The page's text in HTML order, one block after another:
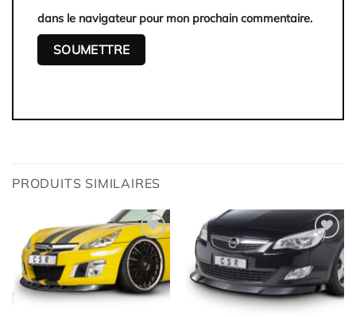
dans le navigateur pour mon prochain commentaire.
PRODUITS SIMILAIRES
Ajouter
à la
wishlist
Ajouter
à la
wishlist